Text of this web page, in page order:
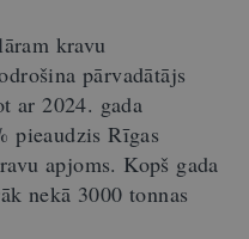
kravu
pārvadātājs
ar 2024. gada
pieaudzis Rīgas
apjoms. Kopš gada
nekā 3000 tonnas